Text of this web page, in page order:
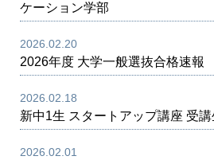
ケーション学部
2026.02.20
2026年度 大学一般選抜合格速報
2026.02.18
新中1生 スタートアップ講座 受
2026.02.01